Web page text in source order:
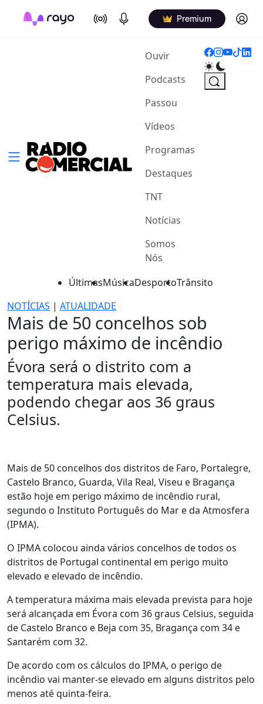
On Air Podcasts Premium Log in
Ouvir(current)
Podcasts
Passou
Vídeos
Programas
Destaques
TNT
Notícias
Somos
Nós
ÚltimasMúsicaDesportoTrânsito
NOTÍCIAS | ATUALIDADE
Mais de 50 concelhos sob
perigo máximo de incêndio
Évora será o distrito com a
temperatura mais elevada,
podendo chegar aos 36 graus
Celsius.
Mais de 50 concelhos dos distritos de Faro, Portalegre,
Castelo Branco, Guarda, Vila Real, Viseu e Bragança
estão hoje em perigo máximo de incêndio rural,
segundo o Instituto Português do Mar e da Atmosfera
(IPMA).
O IPMA colocou ainda vários concelhos de todos os
distritos de Portugal continental em perigo muito
elevado e elevado de incêndio.
A temperatura máxima mais elevada prevista para hoje
será alcançada em Évora com 36 graus Celsius, seguida
de Castelo Branco e Beja com 35, Bragança com 34 e
Santarém com 32.
De acordo com os cálculos do IPMA, o perigo de
incêndio vai manter-se elevado em alguns distritos pelo
menos até quinta-feira.